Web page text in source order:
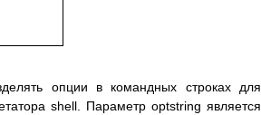
опции в командных строках для
shell. Параметр optstring является